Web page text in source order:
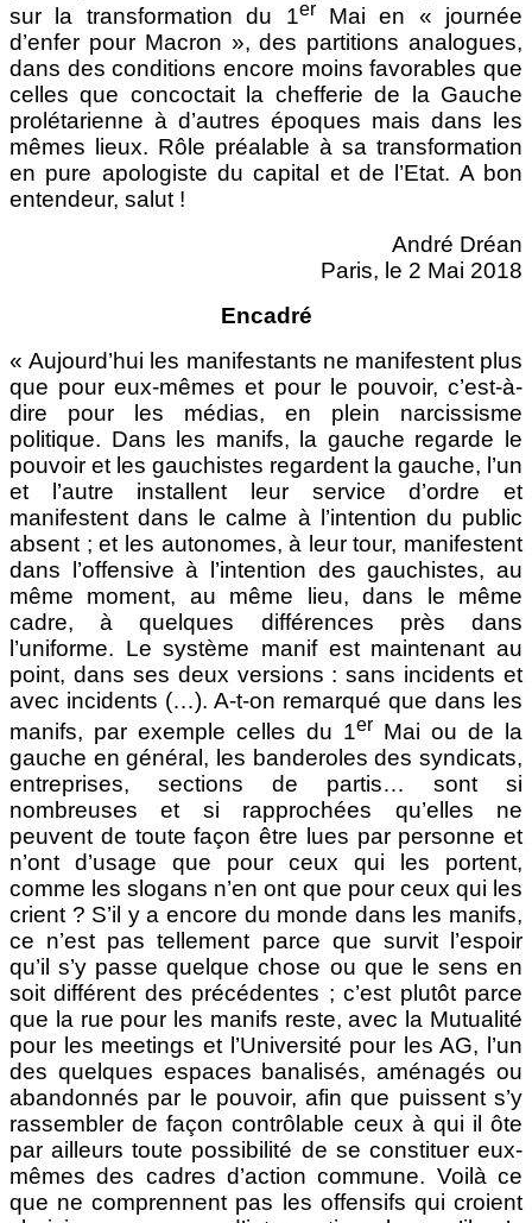
sur la transformation du 1er
Mai en « journée
d’enfer pour Macron », des partitions analogues,
dans des conditions encore moins favorables que
celles que concoctait la chefferie de la Gauche
prolétarienne à d’autres époques mais dans les
mêmes lieux. Rôle préalable à sa transformation
en pure apologiste du capital et de l’Etat. A bon
entendeur, salut !
André Dréan
Paris, le 2 Mai 2018
Encadré
« Aujourd’hui les manifestants ne manifestent plus
que pour eux-mêmes et pour le pouvoir, c’est-à-
dire pour les médias, en plein narcissisme
politique. Dans les manifs, la gauche regarde le
pouvoir et les gauchistes regardent la gauche, l’un
et l’autre installent leur service d’ordre et
manifestent dans le calme à l’intention du public
absent ; et les autonomes, à leur tour, manifestent
dans l’offensive à l’intention des gauchistes, au
même moment, au même lieu, dans le même
cadre, à quelques différences près dans
l’uniforme. Le système manif est maintenant au
point, dans ses deux versions : sans incidents et
avec incidents (…). A-t-on remarqué que dans les
manifs, par exemple celles du 1er Mai ou de la
gauche en général, les banderoles des syndicats,
entreprises, sections de partis… sont si
nombreuses et si rapprochées qu’elles ne
peuvent de toute façon être lues par personne et
n’ont d’usage que pour ceux qui les portent,
comme les slogans n’en ont que pour ceux qui les
crient ? S’il y a encore du monde dans les manifs,
ce n’est pas tellement parce que survit l’espoir
qu’il s’y passe quelque chose ou que le sens en
soit différent des précédentes ; c’est plutôt parce
que la rue pour les manifs reste, avec la Mutualité
pour les meetings et l’Université pour les AG, l’un
des quelques espaces banalisés, aménagés ou
abandonnés par le pouvoir, afin que puissent s’y
rassembler de façon contrôlable ceux à qui il ôte
par ailleurs toute possibilité de se constituer eux-
mêmes des cadres d’action commune. Voilà ce
que ne comprennent pas les offensifs qui croient